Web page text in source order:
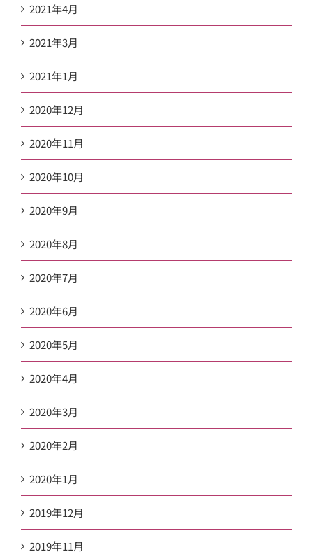
2021年4月
2021年3月
2021年1月
2020年12月
2020年11月
2020年10月
2020年9月
2020年8月
2020年7月
2020年6月
2020年5月
2020年4月
2020年3月
2020年2月
2020年1月
2019年12月
2019年11月